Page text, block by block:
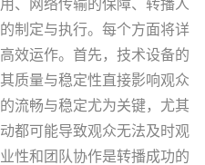
、网络传输的保障、转播人
制定与执行。每个方面将详
效运作。首先，技术设备的
质量与稳定性直接影响观众
流畅与稳定尤为关键，尤其
都可能导致观众无法及时观
性和团队协作是转播成功的